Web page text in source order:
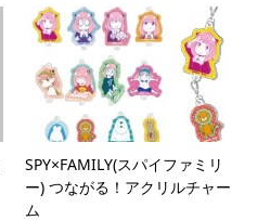
SPY×FAMILY(スパイファミリ
ー) つながる！アクリルチャー
ム